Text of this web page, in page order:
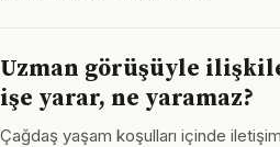
Uzman görüşüyle
işe yarar, ne yaramaz?
Çağdaş yaşam koşulları içinde